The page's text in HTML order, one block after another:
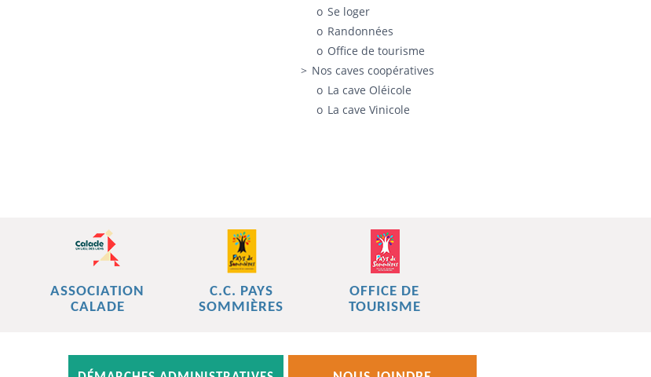
Se loger
Randonnées
Office de tourisme
Nos caves coopératives
La cave Oléicole
La cave Vinicole
ASSOCIATION
CALADE
C.C. PAYS
SOMMIÈRES
OFFICE DE
TOURISME